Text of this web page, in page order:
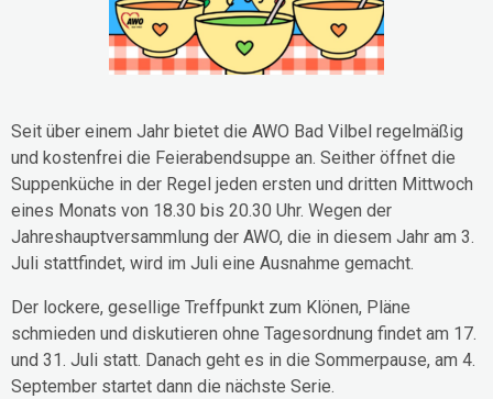
Seit über einem Jahr bietet die AWO Bad Vilbel regelmäßig
und kostenfrei die Feierabendsuppe an. Seither öffnet die
Suppenküche in der Regel jeden ersten und dritten Mittwoch
eines Monats von 18.30 bis 20.30 Uhr. Wegen der
Jahreshauptversammlung der AWO, die in diesem Jahr am 3.
Juli stattfindet, wird im Juli eine Ausnahme gemacht.
Der lockere, gesellige Treffpunkt zum Klönen, Pläne
schmieden und diskutieren ohne Tagesordnung findet am 17.
und 31. Juli statt. Danach geht es in die Sommerpause, am 4.
September startet dann die nächste Serie.